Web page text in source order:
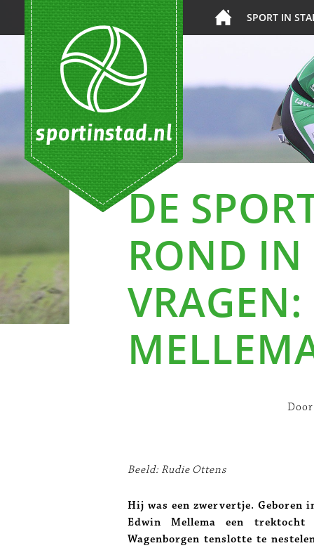
SPORT IN
DE
ROND IN
Beeld: Rudie Ottens
Hij was een zwervertje. Geboren
Edwin Mellema een trektocht
Wagenborgen tenslotte te